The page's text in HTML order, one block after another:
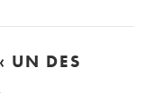
UN DES